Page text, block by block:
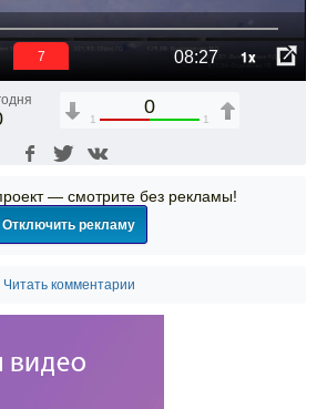
08:27 1x
6
0
1 1
— смотрите без рекламы!
Отключить рекламу
Читать комментарии